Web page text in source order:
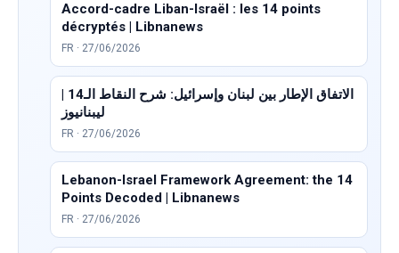
Accord-cadre Liban-Israël : les 14 points
décryptés | Libnanews
FR · 27/06/2026
الاتفاق الإطار بين لبنان وإسرائيل: شرح النقاط الـ14 |
ليبنانيوز
FR · 27/06/2026
Lebanon-Israel Framework Agreement: the 14
Points Decoded | Libnanews
FR · 27/06/2026